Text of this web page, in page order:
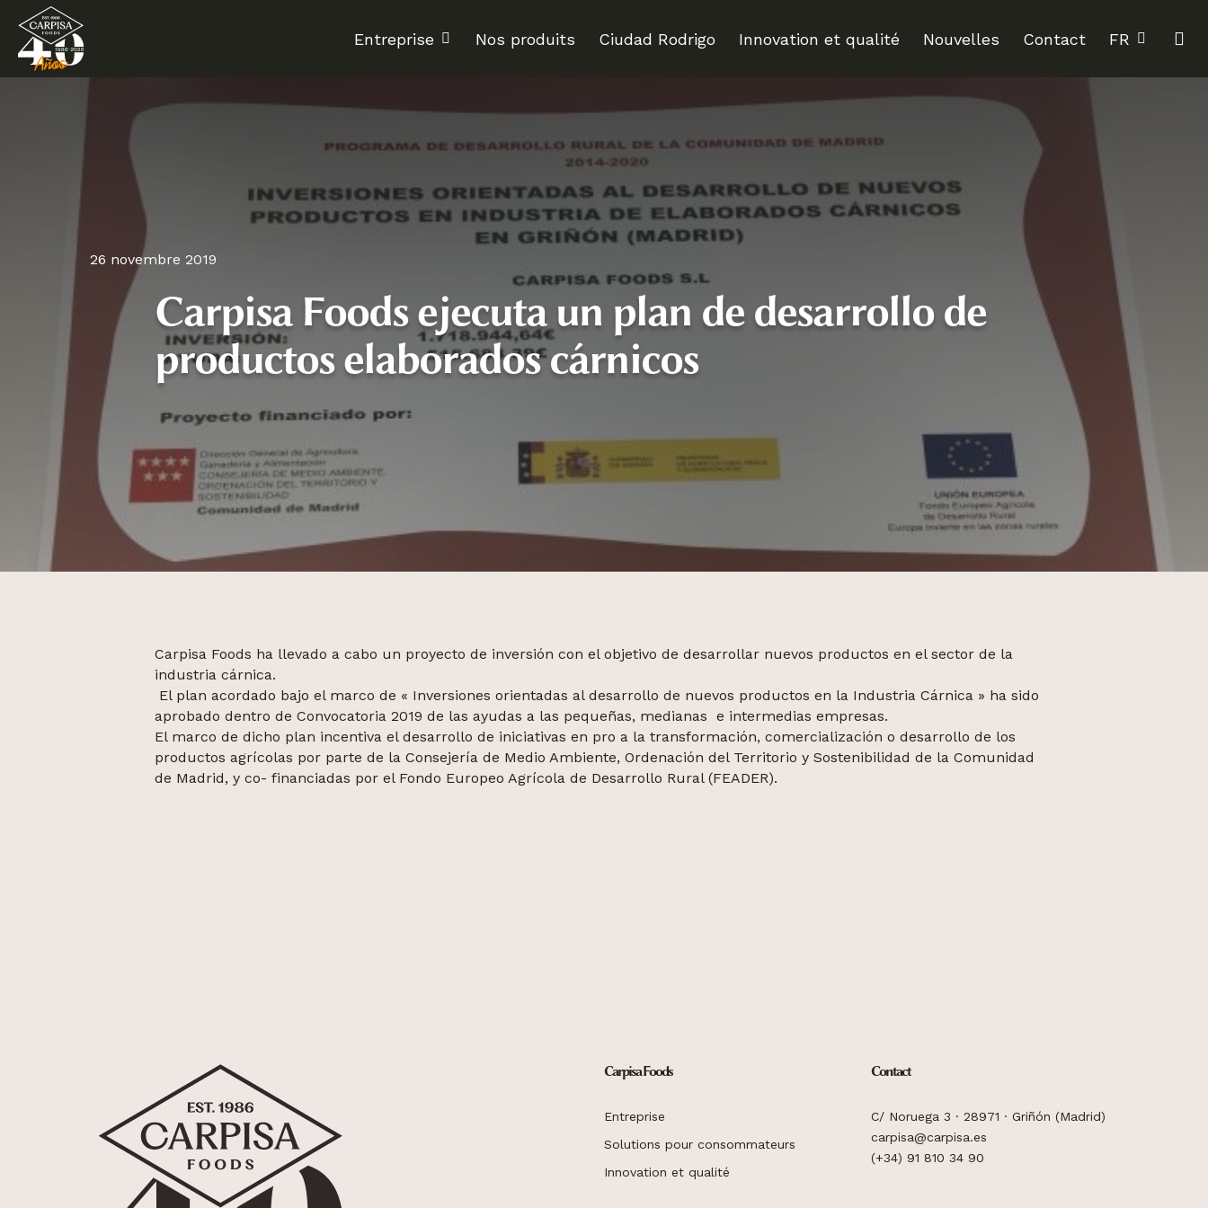
main
content
Hit enter to search or ESC to close
Entreprise Nos produits Ciudad Rodrigo Innovation et qualité Nouvelles Contact FR
Carpisa Foods ejecuta un plan de desarrollo de
productos elaborados cárnicos
26 novembre 2019
Carpisa Foods ha llevado a cabo un proyecto de inversión con el objetivo de desarrollar nuevos productos en el sector de la
industria cárnica.
El plan acordado bajo el marco de « Inversiones orientadas al desarrollo de nuevos productos en la Industria Cárnica » ha sido
aprobado dentro de Convocatoria 2019 de las ayudas a las pequeñas, medianas e intermedias empresas.
El marco de dicho plan incentiva el desarrollo de iniciativas en pro a la transformación, comercialización o desarrollo de los
productos agrícolas por parte de la Consejería de Medio Ambiente, Ordenación del Territorio y Sostenibilidad de la Comunidad
de Madrid, y co- financiadas por el Fondo Europeo Agrícola de Desarrollo Rural (FEADER).
Carpisa Foods
Entreprise
Solutions pour consommateurs
Innovation et qualité
Contact
C/ Noruega 3 · 28971 · Griñón (Madrid)
carpisa@carpisa.es
(+34) 91 810 34 90